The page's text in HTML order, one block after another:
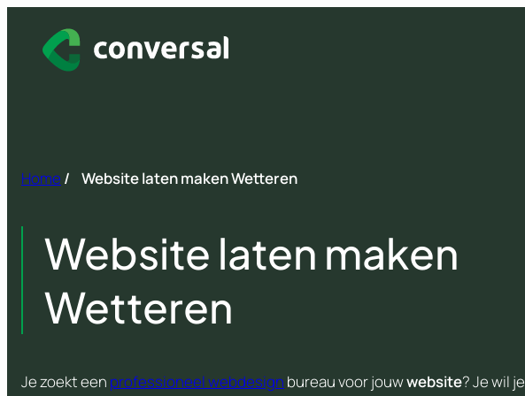
Home / Website laten maken Wetteren
Website laten maken
Wetteren
Je zoekt een professioneel webdesign bureau voor jouwwebsite? Je wil je